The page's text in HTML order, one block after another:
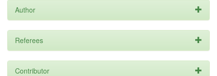
Author
Referees
Contributor